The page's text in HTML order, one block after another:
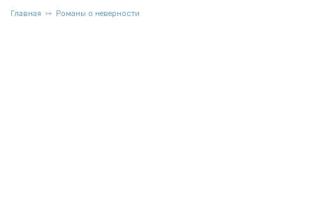
Главная Романы о неверности